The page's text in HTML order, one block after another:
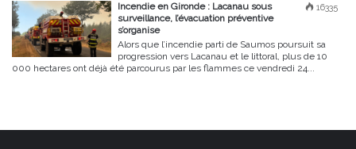
16335
Incendie en Gironde : Lacanau sous
surveillance, l’évacuation préventive
s’organise
Alors que l’incendie parti de Saumos poursuit sa
progression vers Lacanau et le littoral, plus de 10
000 hectares ont déjà été parcourus par les flammes ce vendredi 24...